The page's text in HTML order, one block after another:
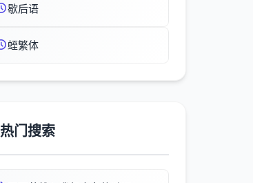
歇后语
蛭繁体
热门搜索